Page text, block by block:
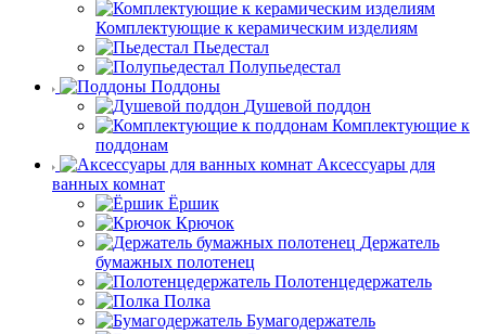
Комплектующие к керамическим изделиям
Пьедестал
Полупьедестал
Поддоны
Душевой поддон
Комплектующие к
поддонам
Аксессуары для
ванных комнат
Ёршик
Крючок
Держатель
бумажных полотенец
Полотенцедержатель
Полка
Бумагодержатель